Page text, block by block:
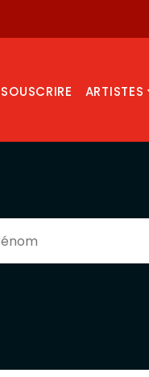
SOUSCRIRE ARTISTES